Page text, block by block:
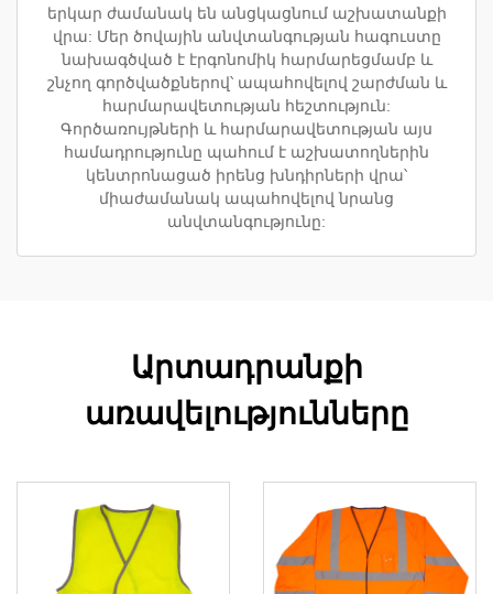
երկար ժամանակ են անցկացնում աշխատանքի
վրա: Մեր ծովային անվտանգության հագուստը
նախագծված է էրգոնոմիկ հարմարեցմամբ և
շնչող գործվածքներով՝ ապահովելով շարժման և
հարմարավետության հեշտություն:
Գործառույթների և հարմարավետության այս
համադրությունը պահում է աշխատողներին
կենտրոնացած իրենց խնդիրների վրա՝
միաժամանակ ապահովելով նրանց
անվտանգությունը:
Արտադրանքի
առավելությունները